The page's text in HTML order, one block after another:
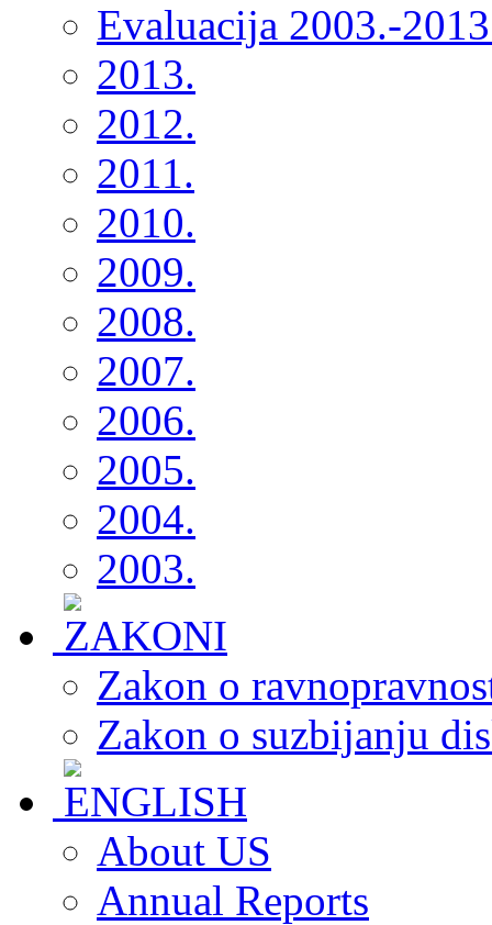
Evaluacija 2003.-
2013.
2012.
2011.
2010.
2009.
2008.
2007.
2006.
2005.
2004.
2003.
Zakon o
Zakon o suzbijanju
About US
Annual Reports